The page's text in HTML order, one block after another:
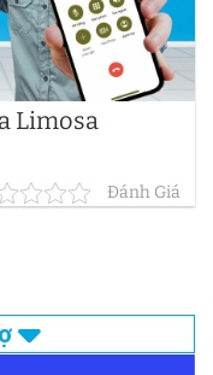
Limosa
Đánh Giá